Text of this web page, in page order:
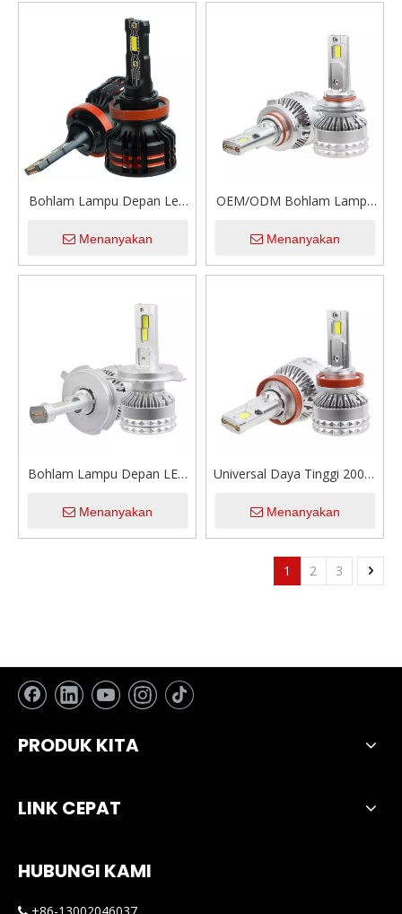
Bohlam Lampu Depan Led
9005 12V 6000K Bohlam
Lampu Otomotif Led
Penerangan Mobil Truk
Sepeda Motor
Menanyakan
OEM/ODM Bohlam Lampu
Tinggi Tabung Tembaga
Ganda 200W Bohlam Lampu
Menanyakan
Bohlam Lampu Depan LED
200W 12000LM Bohlam
Pencahayaan Terang 6000K
Menanyakan
Universal Daya Tinggi 200W
Ganda 6000K H4 H7 H11
9005 9006 Bohlam Lampu
Depan LED Otomotif
Menanyakan
1 2 3
PRODUK KITA
LINK CEPAT
HUBUNGI KAMI